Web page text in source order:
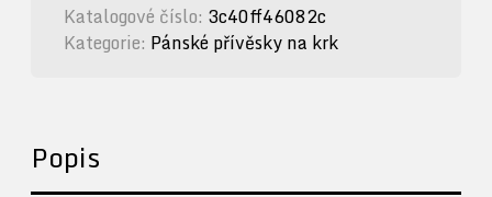
Katalogové číslo: 3c40ff46082c
Kategorie: Pánské přívěsky na krk
Popis